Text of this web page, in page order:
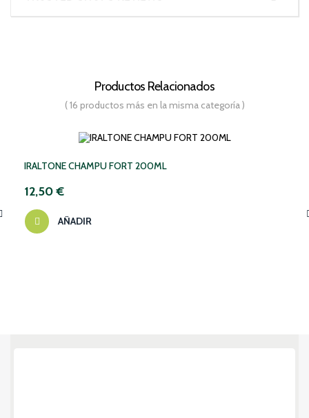
Productos Relacionados
( 16 productos más en la misma categoría )
IRALTONE CHAMPU FORT 200ML
12,50 €
AÑADIR